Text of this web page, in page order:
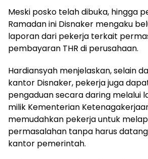
Meski posko telah dibuka, hingga
Ramadan ini Disnaker mengaku
laporan dari pekerja terkait
pembayaran THR di perusahaan.
Hardiansyah menjelaskan, selain
kantor Disnaker, pekerja juga
pengaduan secara daring melalui
milik Kementerian
memudahkan pekerja untuk
permasalahan tanpa harus
kantor pemerintah.